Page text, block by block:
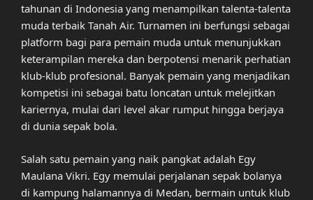
tahunan di Indonesia yang menampilkan talenta-talenta
muda terbaik Tanah Air. Turnamen ini berfungsi sebagai
platform bagi para pemain muda untuk menunjukkan
keterampilan mereka dan berpotensi menarik perhatian
klub-klub profesional. Banyak pemain yang menjadikan
kompetisi ini sebagai batu loncatan untuk melejitkan
kariernya, mulai dari level akar rumput hingga berjaya
di dunia sepak bola.
Salah satu pemain yang naik pangkat adalah Egy
Maulana Vikri. Egy memulai perjalanan sepak bolanya
di kampung halamannya di Medan, bermain untuk klub